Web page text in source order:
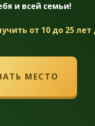
и всей семьи!
от 10 до 25
МЕСТО